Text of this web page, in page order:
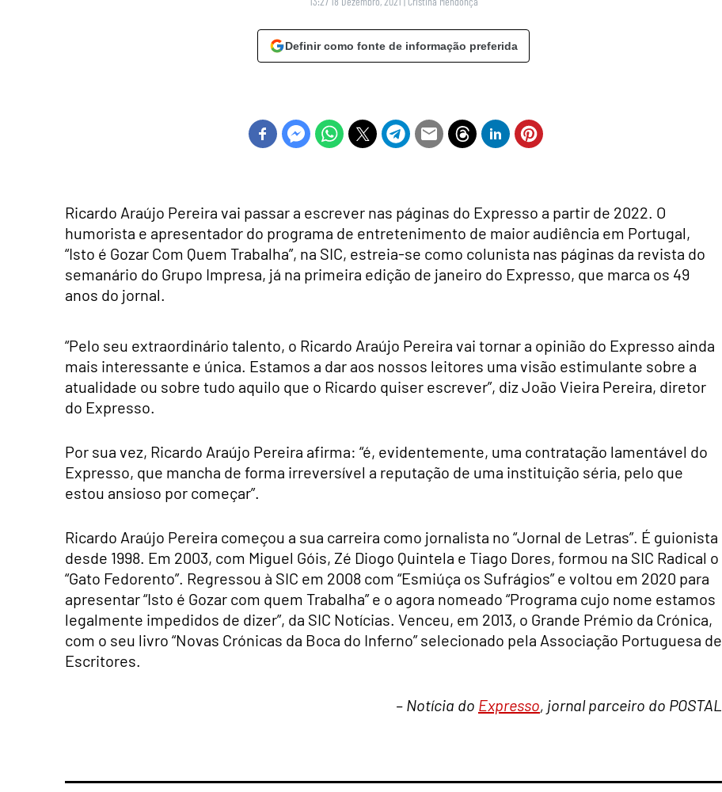
Definir como fonte de informação preferida
Ricardo Araújo Pereira vai passar a escrever nas páginas do Expresso a partir de 2022. O
humorista e apresentador do programa de entretenimento de maior audiência em Portugal,
“Isto é Gozar Com Quem Trabalha”, na SIC, estreia-se como colunista nas páginas da revista do
semanário do Grupo Impresa, já na primeira edição de janeiro do Expresso, que marca os 49
anos do jornal.
“Pelo seu extraordinário talento, o Ricardo Araújo Pereira vai tornar a opinião do Expresso ainda
mais interessante e única. Estamos a dar aos nossos leitores uma visão estimulante sobre a
atualidade ou sobre tudo aquilo que o Ricardo quiser escrever”, diz João Vieira Pereira, diretor
do Expresso.
Por sua vez, Ricardo Araújo Pereira afirma: “é, evidentemente, uma contratação lamentável do
Expresso, que mancha de forma irreversível a reputação de uma instituição séria, pelo que
estou ansioso por começar”.
Ricardo Araújo Pereira começou a sua carreira como jornalista no “Jornal de Letras”. É guionista
desde 1998. Em 2003, com Miguel Góis, Zé Diogo Quintela e Tiago Dores, formou na SIC Radical o
“Gato Fedorento”. Regressou à SIC em 2008 com “Esmiúça os Sufrágios” e voltou em 2020 para
apresentar “Isto é Gozar com quem Trabalha” e o agora nomeado “Programa cujo nome estamos
legalmente impedidos de dizer”, da SIC Notícias. Venceu, em 2013, o Grande Prémio da Crónica,
com o seu livro “Novas Crónicas da Boca do Inferno” selecionado pela Associação Portuguesa de
Escritores.
– Notícia do Expresso, jornal parceiro do POSTAL